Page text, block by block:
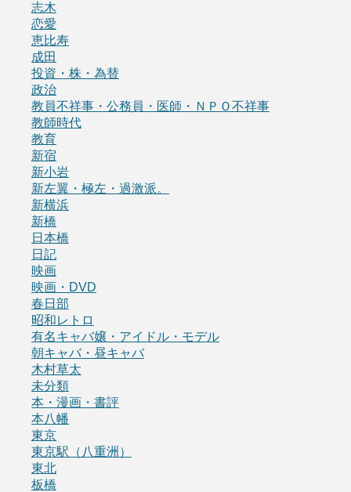
志木
恋愛
恵比寿
成田
投資・株・為替
政治
教員不祥事・公務員・医師・ＮＰＯ不祥事
教師時代
教育
新宿
新小岩
新左翼・極左・過激派。
新横浜
新橋
日本橋
日記
映画
映画・DVD
春日部
昭和レトロ
有名キャバ嬢・アイドル・モデル
朝キャバ・昼キャバ
木村草太
未分類
本・漫画・書評
本八幡
東京
東京駅（八重洲）
東北
板橋